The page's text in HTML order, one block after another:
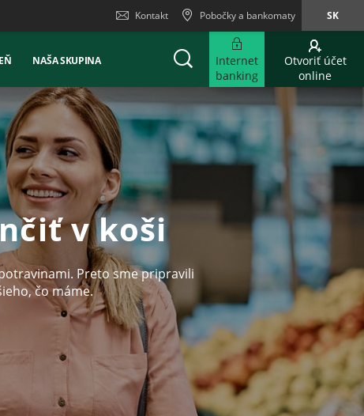
Kontakt Pobočky a bankomaty SK
NAŠA SKUPINA
Internet
banking
Otvoriť účet
online
v koši
Preto sme pripravili
čo máme.